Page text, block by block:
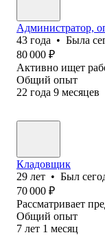
Администратор,
43 года • Была
80 000 ₽
Активно ищет
Общий опыт
22 года 9 месяцев
Кладовщик
29 лет • Был
70 000 ₽
Рассматривает
Общий опыт
7 лет 1 месяц